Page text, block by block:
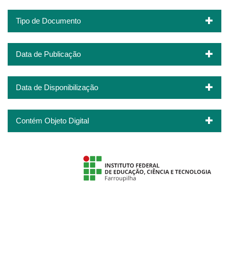
Tipo de Documento
Data de Publicação
Data de Disponibilização
Contém Objeto Digital